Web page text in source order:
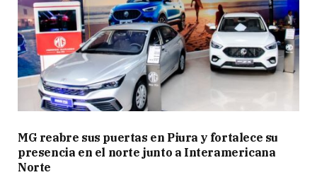
MG reabre sus puertas en Piura y fortalece su
presencia en el norte junto a Interamericana
Norte